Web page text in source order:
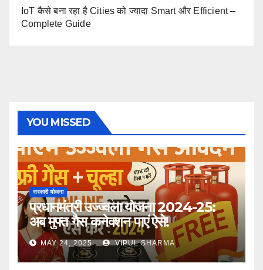
IoT कैसे बना रहा है Cities को ज्यादा Smart और Efficient –
Complete Guide
YOU MISSED
सरकारी योजना
प्रधानमंत्री उज्ज्वला योजना 2024-25:
अब मुफ्त गैस कनेक्शन पाएं ऐसे!
MAY 24, 2025 VIPUL SHARMA